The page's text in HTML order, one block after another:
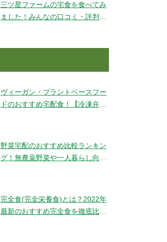
三ツ星ファームの宅食を食べてみ
ました！みんなの口コミ・評判も
ヴィーガン・プラントベースフー
ドのおすすめ宅配食！【冷凍弁
野菜宅配のおすすめ比較ランキン
グ！無農薬野菜や一人暮らし向け
完全食(完全栄養食)とは？2022年
最新のおすすめ完全食を徹底比較